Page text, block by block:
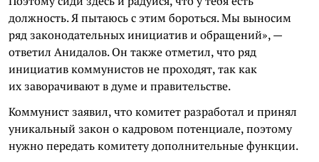
должность. Я пытаюсь с этим бороться. Мы выносим
ряд законодательных инициатив и обращений», —
ответил Анидалов. Он также отметил, что ряд
инициатив коммунистов не проходят, так как
их заворачивают в думе и правительстве.
Коммунист заявил, что комитет разработал и принял
уникальный закон о кадровом потенциале, поэтому
нужно передать комитету дополнительные функции.